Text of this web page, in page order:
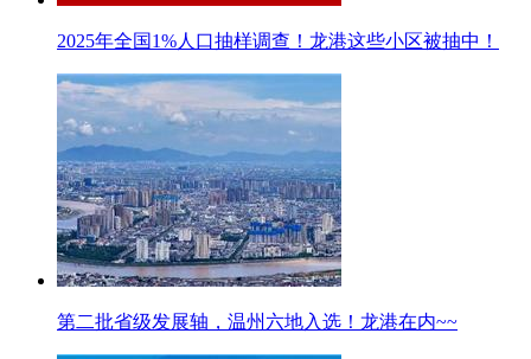
2025年全国1%人口抽样调查！龙港这些小区被抽中！
第二批省级发展轴，温州六地入选！龙港在内~~